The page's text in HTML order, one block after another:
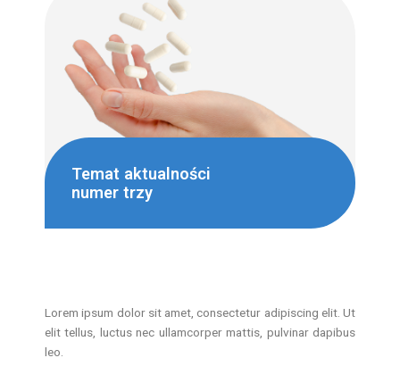
Temat aktualności
numer trzy
Lorem ipsum dolor sit amet, consectetur adipiscing elit. Ut
elit tellus, luctus nec ullamcorper mattis, pulvinar dapibus
leo.